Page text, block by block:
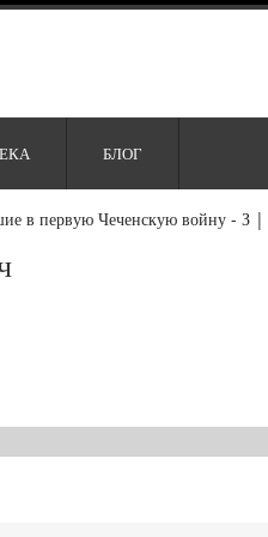
БЛОГ
в первую Чеченскую войну - З |